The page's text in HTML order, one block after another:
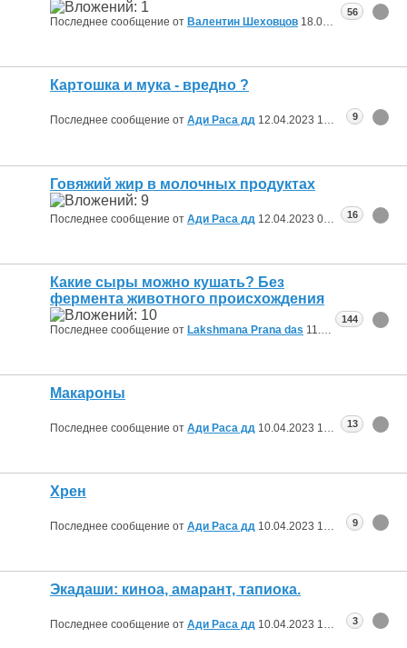
Последнее сообщение от Валентин Шеховцов 18.05.2023 18:54
56
Картошка и мука - вредно ?
Последнее сообщение от Ади Раса дд 12.04.2023 19:19 9
Говяжий жир в молочных продуктах
Последнее сообщение от Ади Раса дд 12.04.2023 09:54 16
Какие сыры можно кушать? Без
фермента животного происхождения
Последнее сообщение от Lakshmana Prana das 11.04.2023 10:55
144
Макароны
Последнее сообщение от Ади Раса дд 10.04.2023 13:39 13
Хрен
Последнее сообщение от Ади Раса дд 10.04.2023 13:26 9
Экадаши: киноа, амарант, тапиока.
Последнее сообщение от Ади Раса дд 10.04.2023 13:22 3